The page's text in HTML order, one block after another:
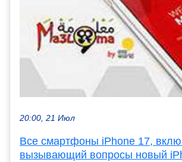
20:00, 21 Июл
Все смартфоны iPhone 17,
вызывающий вопросы новый